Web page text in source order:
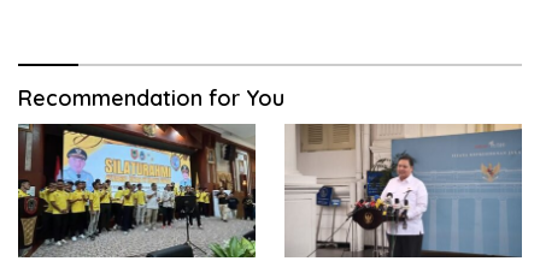
Recommendation for You